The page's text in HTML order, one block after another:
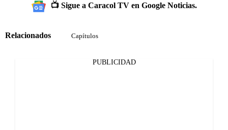
📺 Sigue a Caracol TV en Google Noticias.
Relacionados Capítulos
PUBLICIDAD